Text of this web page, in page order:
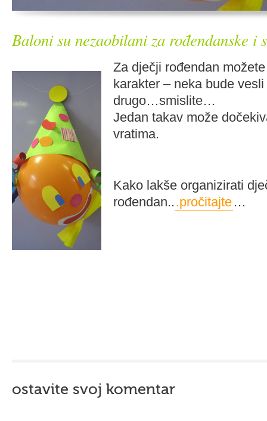
Baloni su nezaobilani za rođendanske
Za dječji rođendan
karakter – neka bude
drugo…smislite…
Jedan takav može
vratima.
Kako lakše organizirati
rođendan.. .pročitajte …
ostavite svoj komentar